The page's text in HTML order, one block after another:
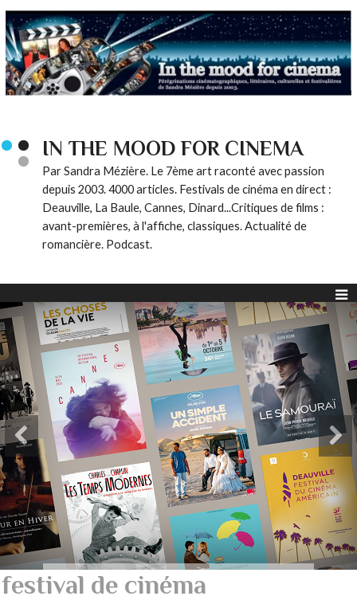
IN THE MOOD FOR CINEMA
Par Sandra Mézière. Le 7ème art raconté avec passion
depuis 2003. 4000 articles. Festivals de cinéma en direct :
Deauville, La Baule, Cannes, Dinard...Critiques de films :
avant-premières, à l'affiche, classiques. Actualité de
romancière. Podcast.
festival de cinéma